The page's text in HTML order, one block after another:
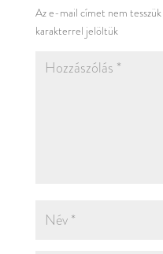
Az e-mail címet nem tesszük
karakterrel jelöltük